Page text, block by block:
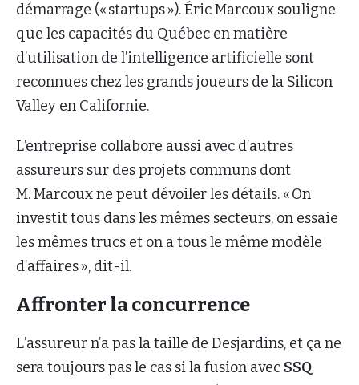
démarrage (« startups »). Éric Marcoux souligne
que les capacités du Québec en matière
d’utilisation de l’intelligence artificielle sont
reconnues chez les grands joueurs de la Silicon
Valley en Californie.
L’entreprise collabore aussi avec d’autres
assureurs sur des projets communs dont
M. Marcoux ne peut dévoiler les détails. « On
investit tous dans les mêmes secteurs, on essaie
les mêmes trucs et on a tous le même modèle
d’affaires », dit-il.
Affronter la concurrence
L’assureur n’a pas la taille de Desjardins, et ça ne
sera toujours pas le cas si la fusion avec SSQ